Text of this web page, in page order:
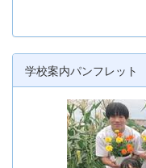
学校案内パンフレット